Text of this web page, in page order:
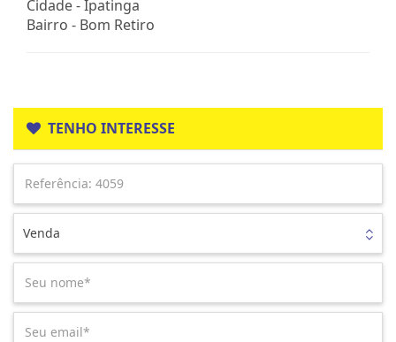
Cidade -Ipatinga
Bairro - Bom Retiro
TENHO INTERESSE
Venda